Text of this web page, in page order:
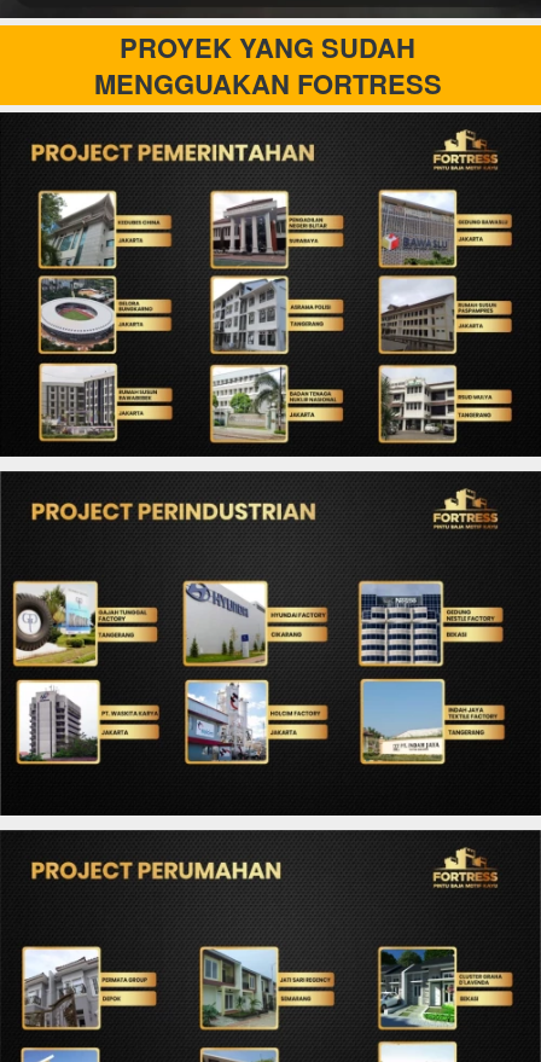
PROYEK YANG SUDAH
MENGGUAKAN FORTRESS